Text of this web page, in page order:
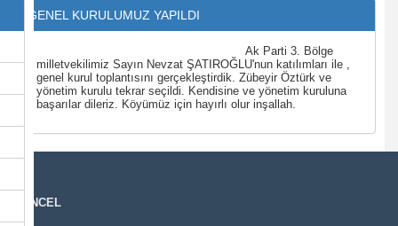
GENEL KURULUMUZ YAPILDI
Ak Parti 3. Bölge
milletvekilimiz Sayın Nevzat ŞATIROĞLU'nun katılımları ile ,
genel kurul toplantısını gerçekleştirdik. Zübeyir Öztürk ve
yönetim kurulu tekrar seçildi. Kendisine ve yönetim kuruluna
başarılar dileriz. Köyümüz için hayırlı olur inşallah.
GÜNCEL